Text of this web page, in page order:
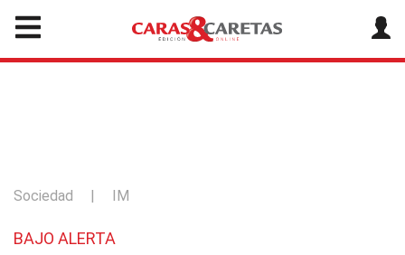
Sociedad | IM
BAJO ALERTA